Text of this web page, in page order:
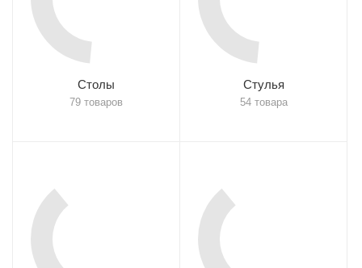
Столы
79 товаров
Стулья
54 товара